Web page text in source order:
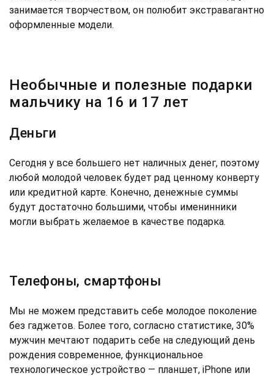
занимается творчеством, он полюбит экстравагантно
оформленные модели.
Необычные и полезные подарки
мальчику на 16 и 17 лет
Деньги
Сегодня у все большего нет наличных денег, поэтому
любой молодой человек будет рад ценному конверту
или кредитной карте. Конечно, денежные суммы
будут достаточно большими, чтобы именинники
могли выбрать желаемое в качестве подарка.
Телефоны, смартфоны
Мы не можем представить себе молодое поколение
без гаджетов. Более того, согласно статистике, 30%
мужчин мечтают подарить себе на следующий день
рождения современное, функциональное
технологическое устройство — планшет, iPhone или